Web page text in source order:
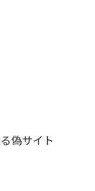
偽サイト